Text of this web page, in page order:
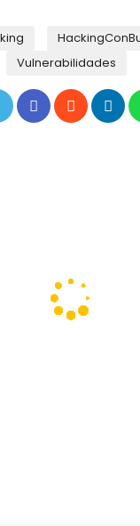
Vulnerabilidades